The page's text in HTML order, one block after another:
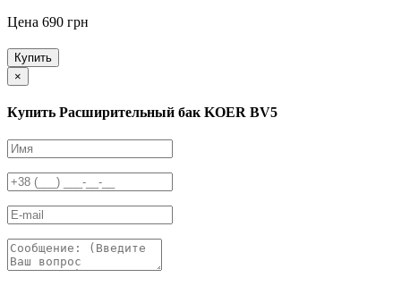
Цена 690 грн
Купить
×
Купить Расширительный бак KOER BV5